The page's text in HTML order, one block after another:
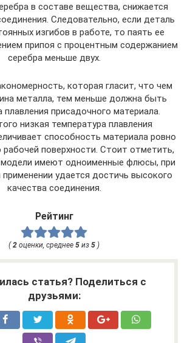
в составе вещества, снижается
Следовательно, если деталь
изгибов в работе, то паять ее
припоя с процентным содержанием
серебра меньше двух.
которая гласит, что чем
металла, тем меньше должна быть
плавления присадочного материала.
низкая температура плавления
способность материала ровно
рабочей поверхности. Стоит отметить,
имеют одноименные флюсы, при
удается достичь высокого
качества соединения.
Рейтинг
(2 оценки, среднее 5 из 5 )
статья? Поделиться с
друзьями: